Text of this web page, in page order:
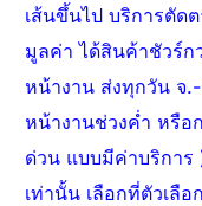
เส้นขึ้นไป บริการตัด
มูลค่า ได้สินค้าชัวร์ก
หน้างาน ส่งทุกวัน จ
หน้างานช่วงค่ำ หรือ
ด่วน แบบมีค่าบริการ
เท่านั้น เลือกที่ตัวเลือ